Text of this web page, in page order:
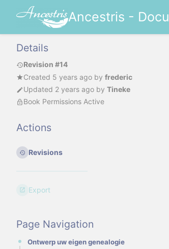
Ancestris -
Details
Revision #14
Created 5 years ago by frederic
Updated 2 years ago by Tineke
Book Permissions Active
Actions
Revisions
Export
Page Navigation
Ontwerp uw eigen genealogie